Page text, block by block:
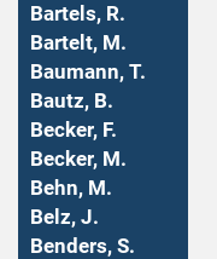
Bartels, R.
Bartelt, M.
Baumann, T.
Bautz, B.
Becker, F.
Becker, M.
Behn, M.
Belz, J.
Benders, S.